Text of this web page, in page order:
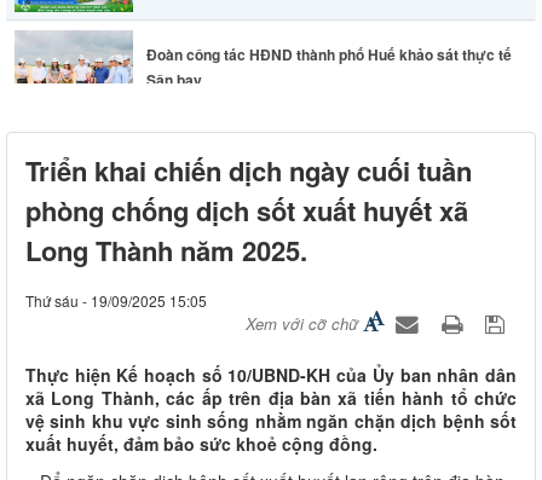
khắc phục hư...
Triển khai chiến dịch ngày cuối tuần
phòng chống dịch sốt xuất huyết xã
Xem với cỡ chữ
Thực hiện Kế hoạch số 10/UBND-KH của Ủy ban nhân dân
xã Long Thành, các ấp trên địa bàn xã tiến hành tổ chức
vệ sinh khu vực sinh sống nhằm ngăn chặn dịch bệnh sốt
xuất huyết, đảm bảo sức khoẻ cộng đồng.
Để ngăn chặn dịch bệnh sốt xuất huyết lan rộng trên địa bàn
xã Long Thành, không để tử vong xảy ra do dịch bệnh sốt xuất
huyết và hạn chế tối đa tỉ lệ mắc bệnh sốt xuất huyết, Ủy ban
nhân dân xã Long Thành huy động cộng đồng và các lực lượng
xã hội tham gia phòng chống dịch bệnh sốt xuất huyết triệt để
và toàn diện trong phạm vi toàn xã, nhằm hạ thấp mật độ muỗi